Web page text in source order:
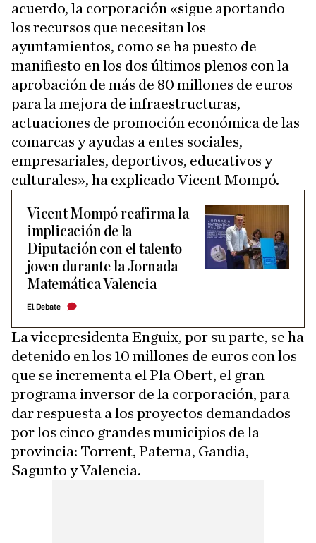
acuerdo, la corporación «sigue aportando
los recursos que necesitan los
ayuntamientos, como se ha puesto de
manifiesto en los dos últimos plenos con la
aprobación de más de 80 millones de euros
para la mejora de infraestructuras,
actuaciones de promoción económica de las
comarcas y ayudas a entes sociales,
empresariales, deportivos, educativos y
culturales», ha explicado Vicent Mompó.
Vicent Mompó reafirma la
implicación de la
Diputación con el talento
joven durante la Jornada
Matemática Valencia
El Debate
La vicepresidenta Enguix, por su parte, se ha
detenido en los 10 millones de euros con los
que se incrementa el Pla Obert, el gran
programa inversor de la corporación, para
dar respuesta a los proyectos demandados
por los cinco grandes municipios de la
provincia: Torrent, Paterna, Gandia,
Sagunto y Valencia.